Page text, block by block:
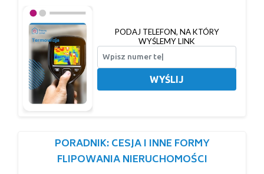
PODAJ TELEFON, NA KTÓRY
WYŚLEMY LINK
WYŚLIJ
PORADNIK: CESJA I INNE FORMY
FLIPOWANIA NIERUCHOMOŚCI